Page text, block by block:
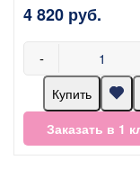
4 820 руб.
-
Купить
Заказать в 1